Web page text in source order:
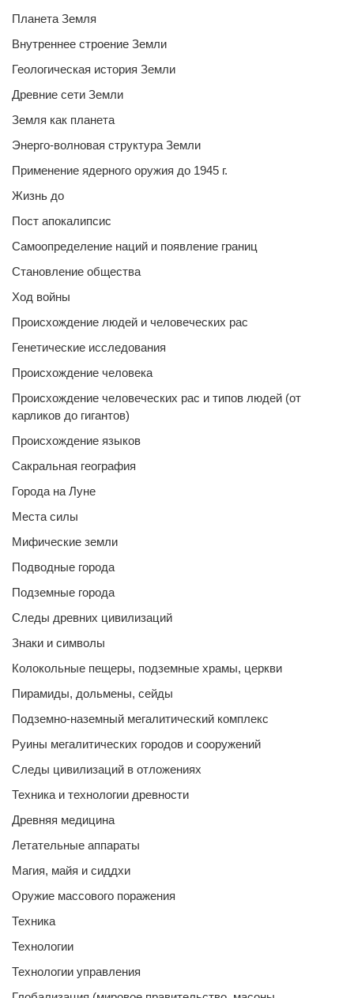
Планета Земля
Внутреннее строение Земли
Геологическая история Земли
Древние сети Земли
Земля как планета
Энерго-волновая структура Земли
Применение ядерного оружия до 1945 г.
Жизнь до
Пост апокалипсис
Самоопределение наций и появление границ
Становление общества
Ход войны
Происхождение людей и человеческих рас
Генетические исследования
Происхождение человека
Происхождение человеческих рас и типов людей (от
карликов до гигантов)
Происхождение языков
Сакральная география
Города на Луне
Места силы
Мифические земли
Подводные города
Подземные города
Следы древних цивилизаций
Знаки и символы
Колокольные пещеры, подземные храмы, церкви
Пирамиды, дольмены, сейды
Подземно-наземный мегалитический комплекс
Руины мегалитических городов и сооружений
Следы цивилизаций в отложениях
Техника и технологии древности
Древняя медицина
Летательные аппараты
Магия, майя и сиддхи
Оружие массового поражения
Техника
Технологии
Технологии управления